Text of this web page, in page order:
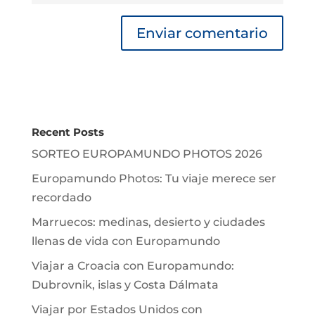
Recent Posts
SORTEO EUROPAMUNDO PHOTOS 2026
Europamundo Photos: Tu viaje merece ser
recordado
Marruecos: medinas, desierto y ciudades
llenas de vida con Europamundo
Viajar a Croacia con Europamundo:
Dubrovnik, islas y Costa Dálmata
Viajar por Estados Unidos con